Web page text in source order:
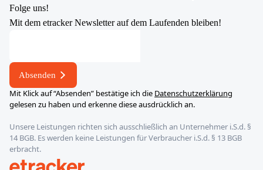
Folge uns!
Mit dem etracker Newsletter auf dem Laufenden bleiben!
Absenden
Mit Klick auf “Absenden” bestätige ich die Datenschutzerklärung
gelesen zu haben und erkenne diese ausdrücklich an.
Unsere Leistungen richten sich ausschließlich an Unternehmer i.S.d. §
14 BGB. Es werden keine Leistungen für Verbraucher i.S.d. § 13 BGB
erbracht.